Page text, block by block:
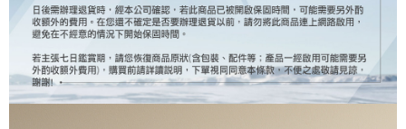
ATM／網路銀行／等多元方式進行付款，方視為交易完成。
※ 請注意：結帳手續完成當下不需立刻繳費，但若您需要取消訂單，請聯絡
後付繳納相關費用。
※ 交易是否成功請以「AFTEE先享後付 」之結帳頁面顯示為準，若有關於
是否繳費成功／繳費後需取消欲退款等相關疑問，請聯繫「AFTEE先享後付